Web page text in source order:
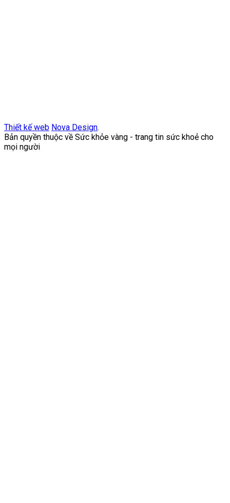
Thiết kế web Nova Design.
Bản quyền thuộc về Sức khỏe vàng - trang tin sức khoẻ cho
mọi người